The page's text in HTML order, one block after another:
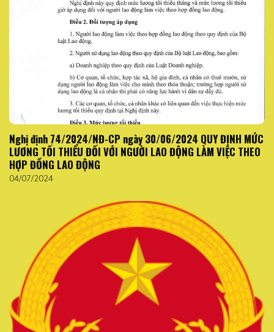
Nghị định 74/2024/NĐ-CP ngày 30/06/2024 QUY ĐỊNH MỨC
LƯƠNG TỐI THIỂU ĐỐI VỚI NGƯỜI LAO ĐỘNG LÀM VIỆC THEO
HỢP ĐỒNG LAO ĐỘNG
04/07/2024